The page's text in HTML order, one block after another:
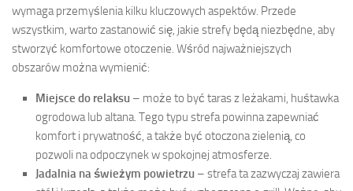
wymaga przemyślenia kilku kluczowych aspektów. Przede
wszystkim, warto zastanowić się, jakie strefy będą niezbędne, aby
stworzyć komfortowe otoczenie. Wśród najważniejszych
obszarów można wymienić:
Miejsce do relaksu – może to być taras z leżakami, huśtawka
ogrodowa lub altana. Tego typu strefa powinna zapewniać
komfort i prywatność, a także być otoczona zielenią, co
pozwoli na odpoczynek w spokojnej atmosferze.
Jadalnia na świeżym powietrzu – strefa ta zazwyczaj zawiera